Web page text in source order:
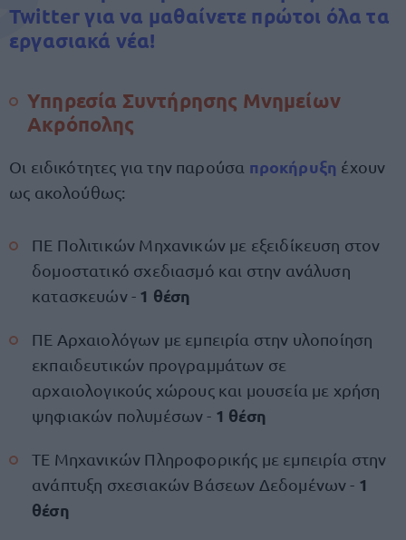
Twitter για να μαθαίνετε πρώτοι όλα τα
εργασιακά νέα!
Υπηρεσία Συντήρησης Μνημείων
Ακρόπολης
Οι ειδικότητες για την παρούσα προκήρυξη έχουν
ως ακολούθως:
ΠΕ Πολιτικών Μηχανικών με εξειδίκευση στον
δομοστατικό σχεδιασμό και στην ανάλυση
κατασκευών - 1 θέση
ΠΕ Αρχαιολόγων με εμπειρία στην υλοποίηση
εκπαιδευτικών προγραμμάτων σε
αρχαιολογικούς χώρους και μουσεία με χρήση
ψηφιακών πολυμέσων - 1 θέση
ΤΕ Μηχανικών Πληροφορικής με εμπειρία στην
ανάπτυξη σχεσιακών Βάσεων Δεδομένων - 1
θέση